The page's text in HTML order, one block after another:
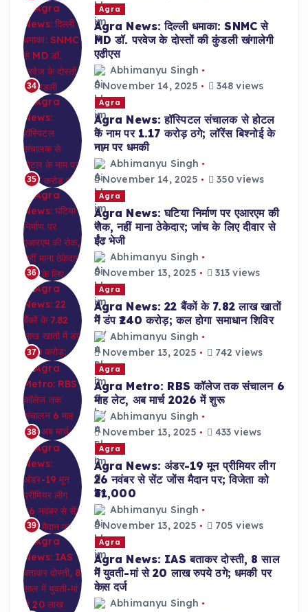
34
Agra
Agra News: दिल्ली धमाका: SNMC से
MD डॉ. परवेज के दोस्तों की कुंडली खंगालेगी
एटीएस
Abhimanyu Singh
November 14, 2025
348 views
35
Agra
Agra News: हॉस्पिटल संचालक से होटल
के नाम पर 1.17 करोड़ ठगे; लॉरेंस बिश्नोई के
नाम पर धमकी
Abhimanyu Singh
November 14, 2025
350 views
36
Agra
Agra News: घटिया निर्माण पर एआरएम की
रोक, नहीं माना ठेकेदार; जांच के लिए दीवार से
ईंट भेजी
Abhimanyu Singh
November 13, 2025
313 views
37
Agra
Agra News: 22 बैंकों के 7.82 लाख खातों
में डंप ₹240 करोड़; कल होगा समाधान शिविर
Abhimanyu Singh
November 13, 2025
742 views
38
Agra
Agra Metro: RBS कॉलेज तक संचालन 6
माह लेट, अब मार्च 2026 में शुरू
Abhimanyu Singh
November 13, 2025
433 views
39
Agra
Agra News: अंडर-19 मून प्रीमियर लीग
26 नवंबर से सेंट जोंस मैदान पर; विजेता को
₹31,000
Abhimanyu Singh
November 13, 2025
705 views
Agra
Agra News: IAS बताकर दोस्ती, 8 साल
में युवती-मां से 20 लाख रुपये ठगे; धमकी पर
केस दर्ज
Abhimanyu Singh